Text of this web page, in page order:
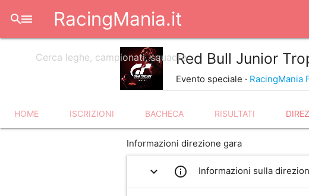
menu RacingMania.it
search
Red Bull Junior
Evento speciale · RacingMania
HOME ISCRIZIONI BACHECA RISULTATI
Informazioni direzione gara
expand_more info_outline Informazioni sulla